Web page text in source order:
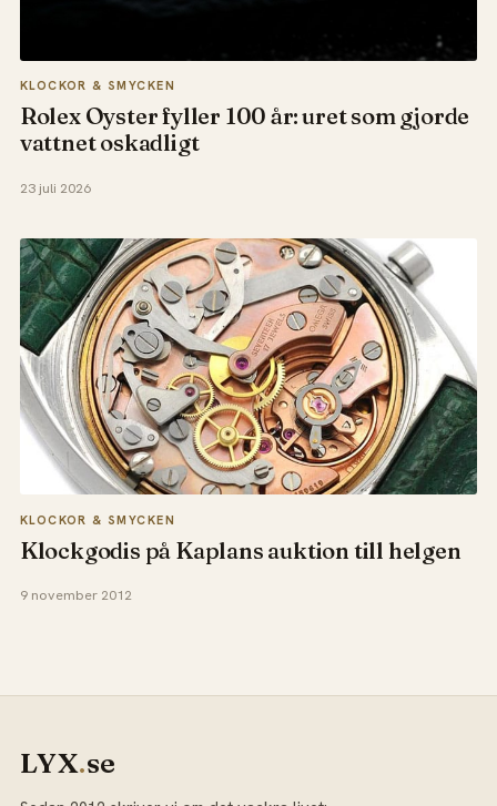
KLOCKOR & SMYCKEN
Rolex Oyster fyller 100 år: uret som gjorde
vattnet oskadligt
23 juli 2026
KLOCKOR & SMYCKEN
Klockgodis på Kaplans auktion till helgen
9 november 2012
LYX.se